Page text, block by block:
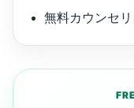
無料カウンセ